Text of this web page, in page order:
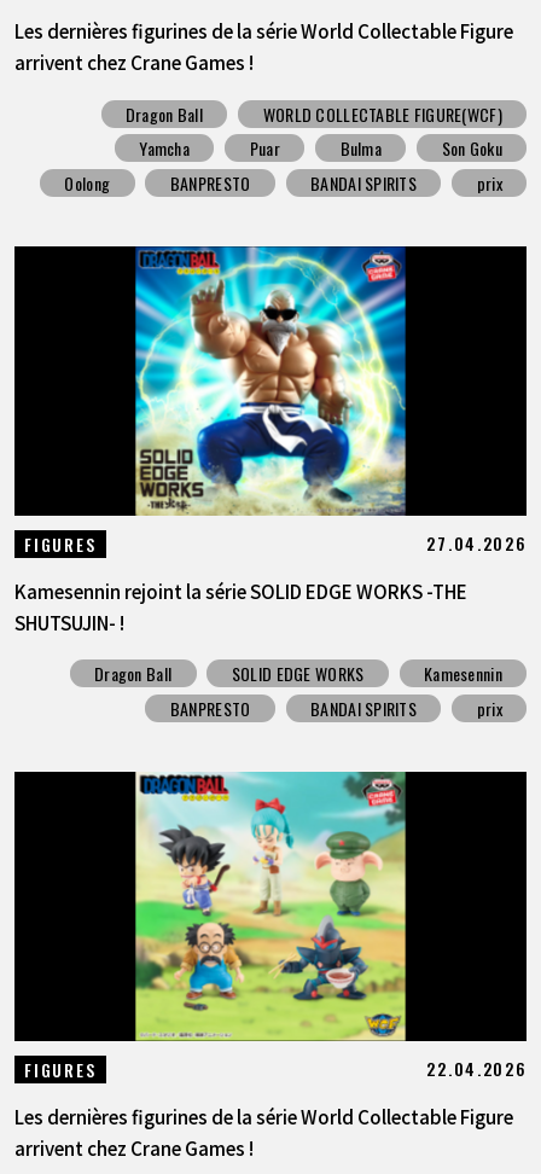
Les dernières figurines de la série World Collectable Figure
arrivent chez Crane Games !
Dragon Ball
WORLD COLLECTABLE FIGURE(WCF)
Yamcha
Puar Bulma
Son Goku
Oolong
BANPRESTO BANDAI SPIRITS prix
FIGURES 27.04.2026
Kamesennin rejoint la série SOLID EDGE WORKS -THE
SHUTSUJIN- !
Dragon Ball SOLID EDGE WORKS
Kamesennin
BANPRESTO
BANDAI SPIRITS prix
FIGURES 22.04.2026
Les dernières figurines de la série World Collectable Figure
arrivent chez Crane Games !